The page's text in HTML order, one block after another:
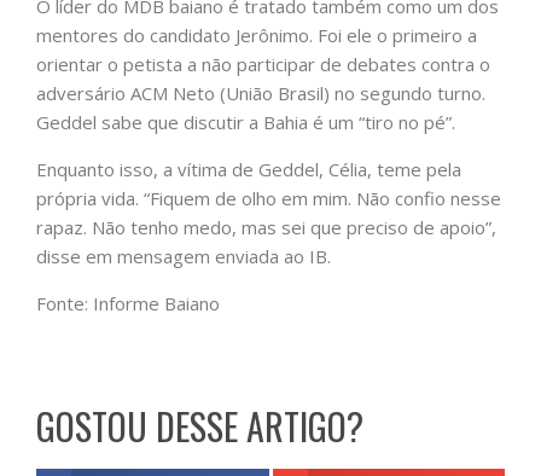
O líder do MDB baiano é tratado também como um dos
mentores do candidato Jerônimo. Foi ele o primeiro a
orientar o petista a não participar de debates contra o
adversário ACM Neto (União Brasil) no segundo turno.
Geddel sabe que discutir a Bahia é um “tiro no pé”.
Enquanto isso, a vítima de Geddel, Célia, teme pela
própria vida. “Fiquem de olho em mim. Não confio nesse
rapaz. Não tenho medo, mas sei que preciso de apoio”,
disse em mensagem enviada ao IB.
Fonte: Informe Baiano
GOSTOU DESSE ARTIGO?